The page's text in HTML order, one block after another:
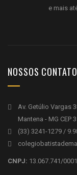
e mais
NOSSOS
Av. Getúlio Vargas
Mantena - MG CEP
(33) 3241-1279 /
CNPJ: 13.067.741/